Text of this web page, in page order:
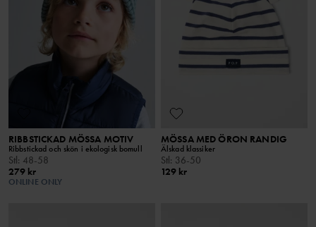
RIBBSTICKAD MÖSSA MOTIV
Ribbstickad och skön i ekologisk bomull
Stl: 48-58
279 kr
ONLINE ONLY
MÖSSA MED ÖRON RANDIG
Älskad klassiker
Stl: 36-50
129 kr